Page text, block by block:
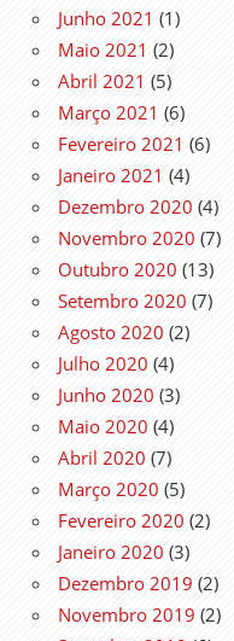
Junho 2021 (1)
Maio 2021 (2)
Abril 2021 (5)
Março 2021 (6)
Fevereiro 2021 (6)
Janeiro 2021 (4)
Dezembro 2020 (4)
Novembro 2020 (7)
Outubro 2020 (13)
Setembro 2020 (7)
Agosto 2020 (2)
Julho 2020 (4)
Junho 2020 (3)
Maio 2020 (4)
Abril 2020 (7)
Março 2020 (5)
Fevereiro 2020 (2)
Janeiro 2020 (3)
Dezembro 2019 (2)
Novembro 2019 (2)